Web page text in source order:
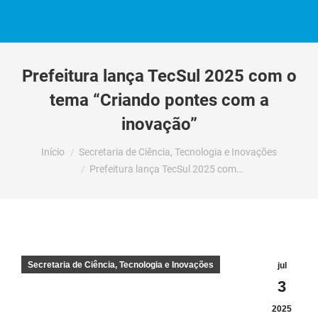
Prefeitura lança TecSul 2025 com o
tema “Criando pontes com a
inovação”
Você está aqui:
Início
Secretaria de Ciência, Tecnologia e Inovações
Prefeitura lança TecSul 2025 com…
jul
3
2025
Secretaria de Ciência, Tecnologia e Inovações